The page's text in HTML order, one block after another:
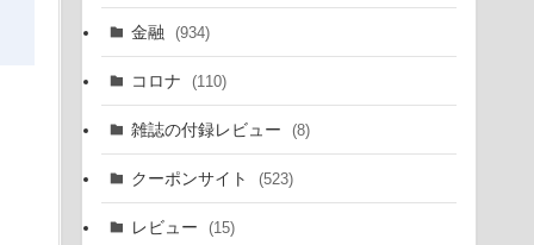
金融 (934)
コロナ (110)
雑誌の付録レビュー (8)
クーポンサイト (523)
レビュー (15)